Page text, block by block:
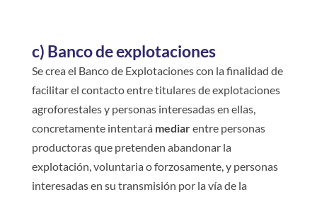
c) Banco de explotaciones
Se crea el Banco de Explotaciones con la finalidad de
facilitar el contacto entre titulares de explotaciones
agroforestales y personas interesadas en ellas,
concretamente intentará mediarentre personas
productoras que pretenden abandonar la
explotación, voluntaria o forzosamente, y personas
interesadas en su transmisión por la vía de la